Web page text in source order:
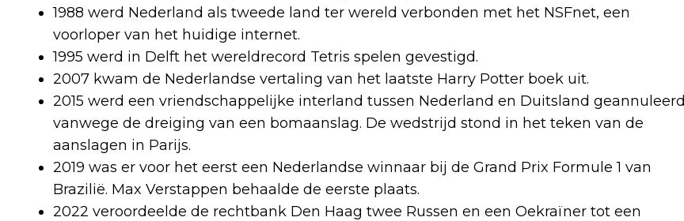
1988 werd Nederland als tweede land ter wereld verbonden met het NSFnet, een
voorloper van het huidige internet.
1995 werd in Delft het wereldrecord Tetris spelen gevestigd.
2007 kwam de Nederlandse vertaling van het laatste Harry Potter boek uit.
2015 werd een vriendschappelijke interland tussen Nederland en Duitsland geannuleerd
vanwege de dreiging van een bomaanslag. De wedstrijd stond in het teken van de
aanslagen in Parijs.
2019 was er voor het eerst een Nederlandse winnaar bij de Grand Prix Formule 1 van
Brazilië. Max Verstappen behaalde de eerste plaats.
2022 veroordeelde de rechtbank Den Haag twee Russen en een Oekraïner tot een